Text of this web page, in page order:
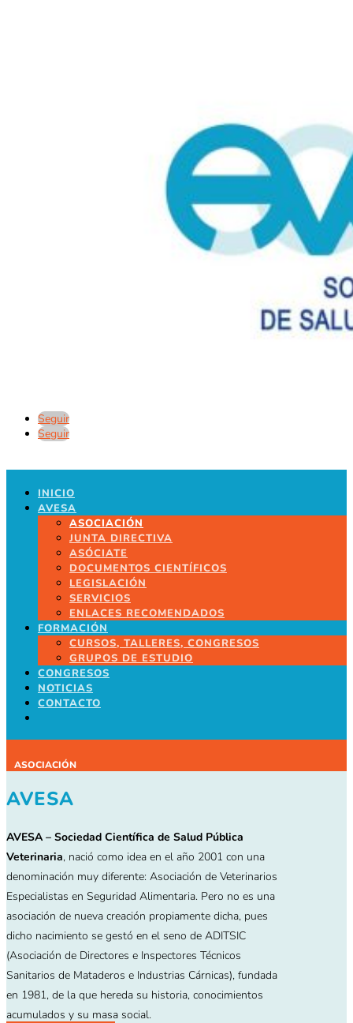
Seguir
Seguir
INICIO
AVESA
ASOCIACIÓN
JUNTA DIRECTIVA
ASÓCIATE
DOCUMENTOS CIENTÍFICOS
LEGISLACIÓN
SERVICIOS
ENLACES RECOMENDADOS
FORMACIÓN
CURSOS, TALLERES, CONGRESOS
GRUPOS DE ESTUDIO
CONGRESOS
NOTICIAS
CONTACTO
ASOCIACIÓN
AVESA
AVESA – Sociedad Científica de Salud Pública
Veterinaria, nació como idea en el año 2001 con una
denominación muy diferente: Asociación de Veterinarios
Especialistas en Seguridad Alimentaria. Pero no es una
asociación de nueva creación propiamente dicha, pues
dicho nacimiento se gestó en el seno de ADITSIC
(Asociación de Directores e Inspectores Técnicos
Sanitarios de Mataderos e Industrias Cárnicas), fundada
en 1981, de la que hereda su historia, conocimientos
acumulados y su masa social.